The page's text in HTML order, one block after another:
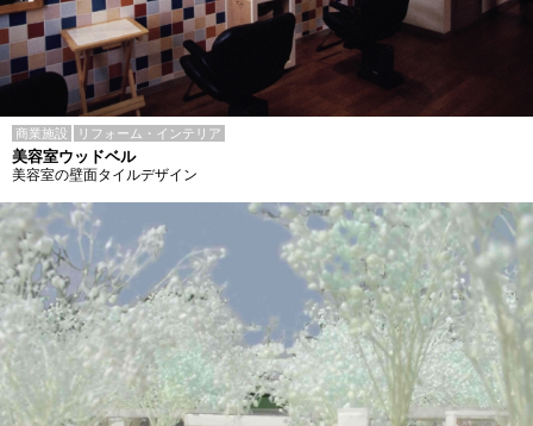
商業施設 リフォーム・インテリア
美容室ウッドベル
美容室の壁面タイルデザイン